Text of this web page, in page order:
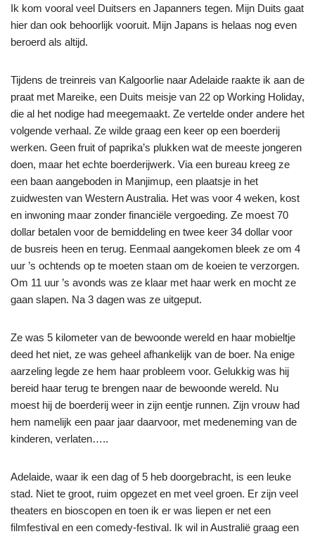
Ik kom vooral veel Duitsers en Japanners tegen. Mijn Duits gaat
hier dan ook behoorlijk vooruit. Mijn Japans is helaas nog even
beroerd als altijd.
Tijdens de treinreis van Kalgoorlie naar Adelaide raakte ik aan de
praat met Mareike, een Duits meisje van 22 op Working Holiday,
die al het nodige had meegemaakt. Ze vertelde onder andere het
volgende verhaal. Ze wilde graag een keer op een boerderij
werken. Geen fruit of paprika’s plukken wat de meeste jongeren
doen, maar het echte boerderijwerk. Via een bureau kreeg ze
een baan aangeboden in Manjimup, een plaatsje in het
zuidwesten van Western Australia. Het was voor 4 weken, kost
en inwoning maar zonder financiële vergoeding. Ze moest 70
dollar betalen voor de bemiddeling en twee keer 34 dollar voor
de busreis heen en terug. Eenmaal aangekomen bleek ze om 4
uur ’s ochtends op te moeten staan om de koeien te verzorgen.
Om 11 uur ’s avonds was ze klaar met haar werk en mocht ze
gaan slapen. Na 3 dagen was ze uitgeput.
Ze was 5 kilometer van de bewoonde wereld en haar mobieltje
deed het niet, ze was geheel afhankelijk van de boer. Na enige
aarzeling legde ze hem haar probleem voor. Gelukkig was hij
bereid haar terug te brengen naar de bewoonde wereld. Nu
moest hij de boerderij weer in zijn eentje runnen. Zijn vrouw had
hem namelijk een paar jaar daarvoor, met medeneming van de
kinderen, verlaten…..
Adelaide, waar ik een dag of 5 heb doorgebracht, is een leuke
stad. Niet te groot, ruim opgezet en met veel groen. Er zijn veel
theaters en bioscopen en toen ik er was liepen er net een
filmfestival en een comedy-festival. Ik wil in Australië graag een